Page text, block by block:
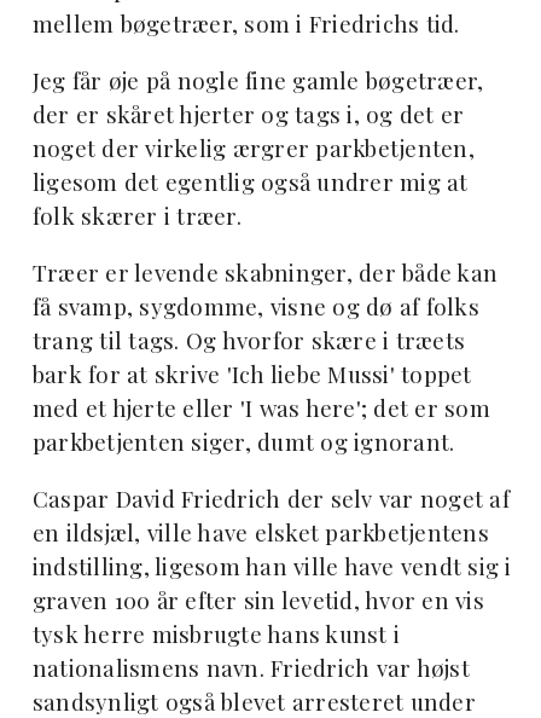
mellem bøgetræer, som i Friedrichs tid.
Jeg får øje på nogle fine gamle bøgetræer,
der er skåret hjerter og tags i, og det er
noget der virkelig ærgrer parkbetjenten,
ligesom det egentlig også undrer mig at
folk skærer i træer.
Træer er levende skabninger, der både kan
få svamp, sygdomme, visne og dø af folks
trang til tags. Og hvorfor skære i træets
bark for at skrive 'Ich liebe Mussi' toppet
med et hjerte eller 'I was here'; det er som
parkbetjenten siger, dumt og ignorant.
Caspar David Friedrich der selv var noget af
en ildsjæl, ville have elsket parkbetjentens
indstilling, ligesom han ville have vendt sig i
graven 100 år efter sin levetid, hvor en vis
tysk herre misbrugte hans kunst i
nationalismens navn. Friedrich var højst
sandsynligt også blevet arresteret under